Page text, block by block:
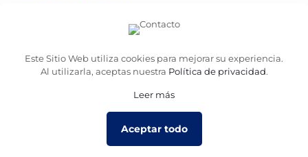
Este Sitio Web utiliza cookies para mejorar su experiencia.
Al utilizarla, aceptas nuestra Política de privacidad.
Leer más
Aceptar todo